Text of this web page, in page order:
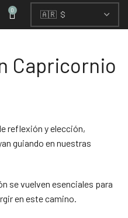
0
Capricornio
reflexión y elección,
guiando en nuestras
se vuelven esenciales para
en este camino.